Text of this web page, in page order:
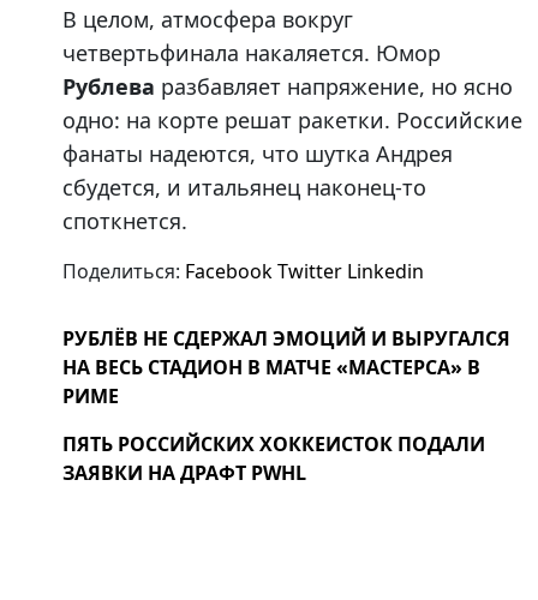
В целом, атмосфера вокруг
четвертьфинала накаляется. Юмор
Рублева разбавляет напряжение, но ясно
одно: на корте решат ракетки. Российские
фанаты надеются, что шутка Андрея
сбудется, и итальянец наконец-то
споткнется.
Поделиться: FacebookTwitter Linkedin
РУБЛЁВ НЕ СДЕРЖАЛ ЭМОЦИЙ И ВЫРУГАЛСЯ
НА ВЕСЬ СТАДИОН В МАТЧЕ «МАСТЕРСА» В
РИМЕ
ПЯТЬ РОССИЙСКИХ ХОККЕИСТОК ПОДАЛИ
ЗАЯВКИ НА ДРАФТ PWHL